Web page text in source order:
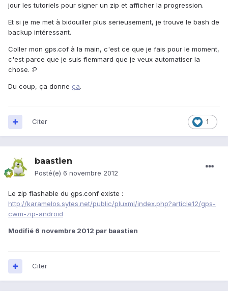
jour les tutoriels pour signer un zip et afficher la progression.
Et si je me met à bidouiller plus serieusement, je trouve le bash de
backup intéressant.
Coller mon gps.cof à la main, c'est ce que je fais pour le moment,
c'est parce que je suis flemmard que je veux automatiser la
chose. :P
Du coup, ça donne ça.
1
Citer
baastien
Posté(e) 6 novembre 2012
Le zip flashable du gps.conf existe :
http://karamelos.sytes.net/public/pluxml/index.php?article12/gps-
cwm-zip-android
Modifié 6 novembre 2012 par baastien
Citer